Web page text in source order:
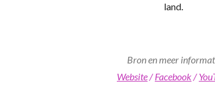
land.
Bron en meer
Website/Facebook/